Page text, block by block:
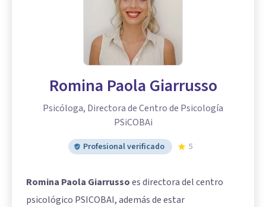
Romina Paola Giarrusso
Psicóloga, Directora de Centro de Psicología
PSiCOBAi
Profesional verificado 5
Romina Paola Giarrussoes directora del centro
psicológico PSICOBAI, además de estar